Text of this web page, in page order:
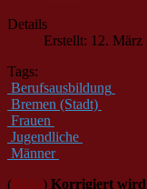
Details
Erstellt: 12. März
Tags:
Berufsausbildung
Bremen (Stadt)
Frauen
Jugendliche
Männer
(BIAJ) Korrigiert wird